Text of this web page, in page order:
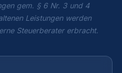
gem. § 6 Nr. 3 und 4
Leistungen werden
Steuerberater erbracht.